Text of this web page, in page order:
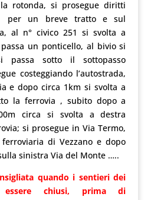
rotonda, si prosegue diritti
per un breve tratto e sul
al n° civico 251 si svolta a
un ponticello, al bivio si
passa sotto il sottopasso
costeggiando l’autostrada,
e dopo circa 1km si svolta a
la ferrovia , subito dopo a
circa si svolta a destra
si prosegue in Via Termo,
di Vezzano e dopo
sinistra Via del Monte …..
quando i sentieri dei
essere chiusi, prima di